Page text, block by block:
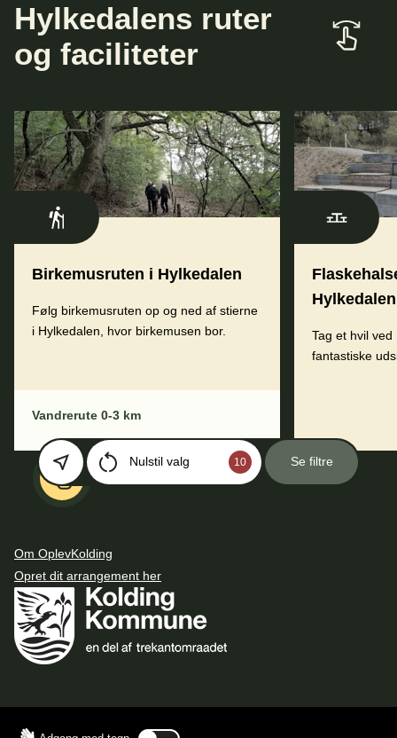
Hylkedalens ruter
og faciliteter
Birkemusruten i Hylkedalen
Følg birkemusruten op og ned af stierne
i Hylkedalen, hvor birkemusen bor.
Vandrerute 0-3 km
Hylkedalen
Tag et hvil
fantastiske
10
Nulstil valg Se filtre
Om OplevKolding
Opret dit arrangement her